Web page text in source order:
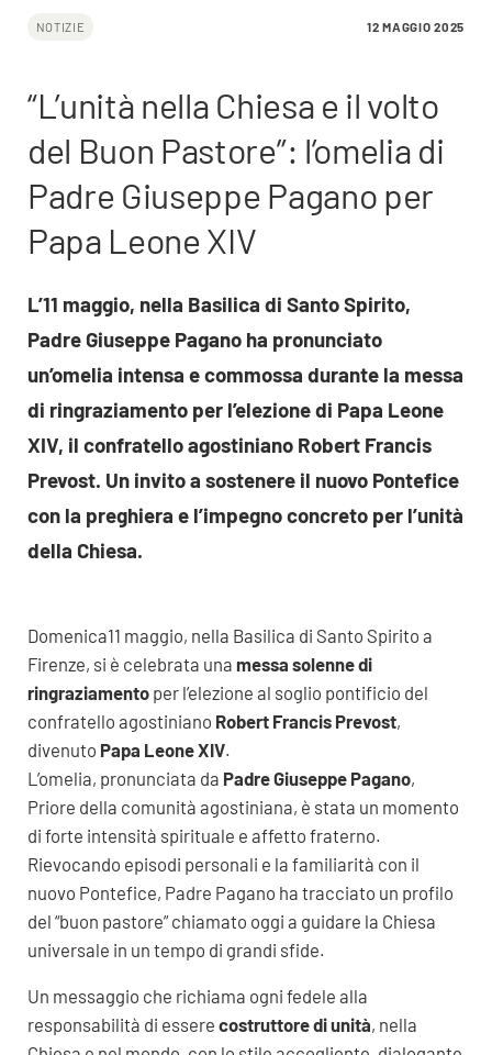
NOTIZIE 12 MAGGIO 2025
“L’unità nella Chiesa e il volto
del Buon Pastore”: l’omelia di
Padre Giuseppe Pagano per
Papa Leone XIV
L’11 maggio, nella Basilica di Santo Spirito,
Padre Giuseppe Pagano ha pronunciato
un’omelia intensa e commossa durante la messa
di ringraziamento per l’elezione di Papa Leone
XIV, il confratello agostiniano Robert Francis
Prevost. Un invito a sostenere il nuovo Pontefice
con la preghiera e l’impegno concreto per l’unità
della Chiesa.
Domenica11 maggio, nella Basilica di Santo Spirito a
Firenze, si è celebrata una messa solenne di
ringraziamentoper l’elezione al soglio pontificio del
confratello agostiniano Robert Francis Prevost,
divenuto Papa Leone XIV.
L’omelia, pronunciata da Padre Giuseppe Pagano,
Priore della comunità agostiniana, è stata un momento
di forte intensità spirituale e affetto fraterno.
Rievocando episodi personali e la familiarità con il
nuovo Pontefice, Padre Pagano ha tracciato un profilo
del “buon pastore” chiamato oggi a guidare la Chiesa
universale in un tempo di grandi sfide.
Un messaggio che richiama ogni fedele alla
responsabilità di essere costruttore di unità, nella